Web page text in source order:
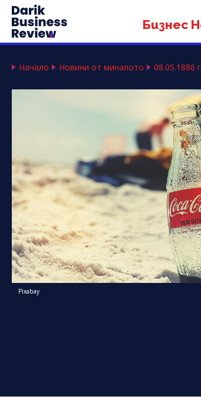
Бизнес
Начало Новини от миналото 08.05.1886
Pixabay